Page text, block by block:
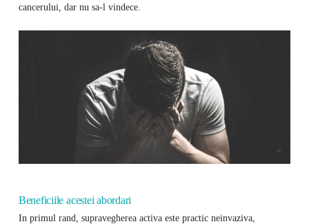
cancerului, dar nu sa-l vindece.
Beneficiile acestei abordari
In primul rand, supravegherea activa este practic neinvaziva,